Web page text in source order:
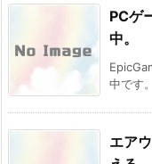
PCゲ
中。
中です
エア